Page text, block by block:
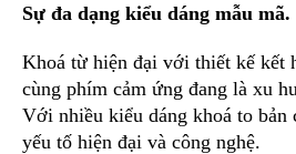
Sự đa dạng kiểu dáng mẫu mã.
Khoá từ hiện đại với thiết kế kết
cùng phím cảm ứng đang là xu
Với nhiều kiểu dáng khoá to bản
yếu tố hiện đại và công nghệ.